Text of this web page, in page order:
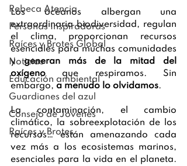
Rebeca Atencia
Personas Inspiradoras
Raíces y Brotes Global
Noticias
Educación ambiental
Guardianes del azul
Consejo de Jóvenes
Raíces y Brotes
Los océanos albergan una
extraordinaria biodiversidad, regulan
el clima, proporcionan recursos
esenciales para muchas comunidades
y generan más de la mitad del
oxígeno que respiramos. Sin
embargo, a menudo lo olvidamos.
La contaminación, el cambio
climático, la sobreexplotación de los
recursos… están amenazando cada
vez más a los ecosistemas marinos,
esenciales para la vida en el planeta.